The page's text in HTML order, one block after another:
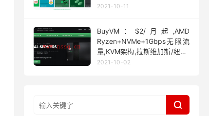
2021-10-11
BuyVM：$2/月起,AMD
Ryzen+NVMe+1Gbps无限流
量,KVM架构,拉斯维加斯/纽约/
迈阿密
2021-10-02
